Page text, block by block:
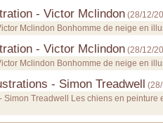
- Victor Mclindon (28/12/
Mclindon Bonhomme de neige en
- Victor Mclindon (28/12/
Mclindon Bonhomme de neige en
- Simon Treadwell (
Simon Treadwell Les chiens en peinture